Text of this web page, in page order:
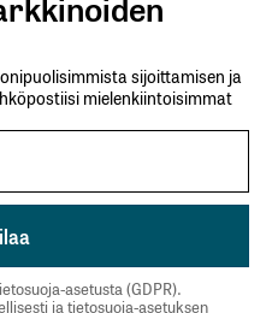
sijoittamisen ja
mielenkiintoisimmat
asetusta (GDPR).
ja tietosuoja-asetuksen